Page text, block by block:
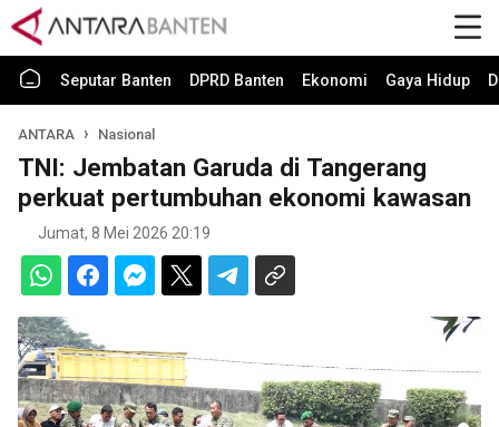
Seputar Banten DPRD Banten Ekonomi Gaya Hidup
ANTARA Nasional
TNI: Jembatan Garuda di Tangerang
perkuat pertumbuhan ekonomi kawasan
Jumat, 8 Mei 2026 20:19